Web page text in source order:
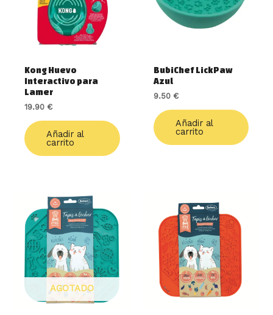
Kong Huevo
Interactivo para
Lamer
19.90 €
Añadir al
carrito
BubiChef LickPaw
Azul
9.50 €
Añadir al
carrito
AGOTADO